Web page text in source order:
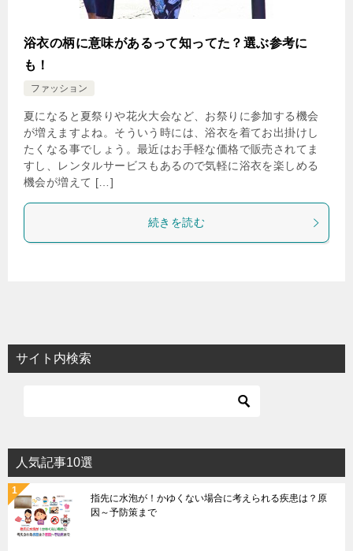
浴衣の柄に意味があるって知ってた？選ぶ参考に
も！
ファッション
夏になると夏祭りや花火大会など、お祭りに参加する機会
が増えますよね。そういう時には、浴衣を着てお出掛けし
たくなる事でしょう。最近はお手軽な価格で販売されてま
すし、レンタルサービスもあるので気軽に浴衣を楽しめる
機会が増えて […]
続きを読む
サイト内検索
人気記事10選
指先に水泡が！かゆくない場合に考えられる疾患は？原
因～予防策まで